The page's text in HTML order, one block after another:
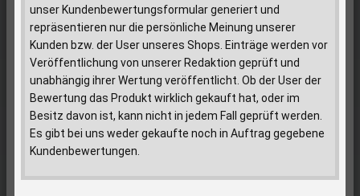
unser Kundenbewertungsformular generiert und
repräsentieren nur die persönliche Meinung unserer
Kunden bzw. der User unseres Shops. Einträge werden vor
Veröffentlichung von unserer Redaktion geprüft und
unabhängig ihrer Wertung veröffentlicht. Ob der User der
Bewertung das Produkt wirklich gekauft hat, oder im
Besitz davon ist, kann nicht in jedem Fall geprüft werden.
Es gibt bei uns weder gekaufte noch in Auftrag gegebene
Kundenbewertungen.